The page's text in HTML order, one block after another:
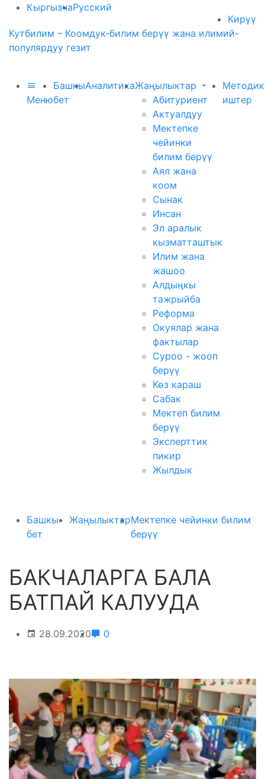
КыргызчаРусский
Кирүү
Кутбилим – Коомдук-билим берүү жана илимий-
популярдуу гезит
Меню
Башкы
бет
АналитикаЖаңылыктар
Абитуриент
Актуалдуу
Мектепке
чейинки
билим берүү
Аял жана
коом
Сынак
Инсан
Эл аралык
кызматташтык
Илим жана
жашоо
Алдыңкы
тажрыйба
Реформа
Окуялар жана
фактылар
Суроо - жооп
берүү
Көз караш
Сабак
Мектеп билим
берүү
Эксперттик
пикир
Жылдык
иштер
Башкы
бет
ЖаңылыктарМектепке чейинки билим
берүү
БАКЧАЛАРГА БАЛА
БАТПАЙ КАЛУУДА
28.09.2020 0